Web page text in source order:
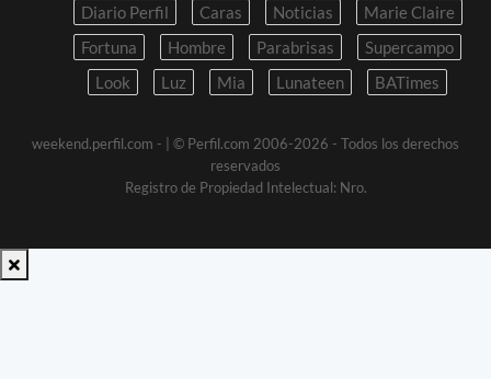
Diario Perfil Caras Noticias
Marie Claire
Fortuna
Hombre Parabrisas
Supercampo
Look
Luz Mia Lunateen BATimes
weekend.perfil.com -
| © Perfil.com 2006-2026 - Todos los derechos
reservados
Registro de Propiedad Intelectual: Nro.